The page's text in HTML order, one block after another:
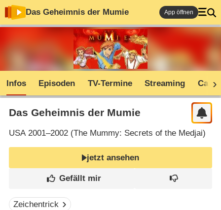
Das Geheimnis der Mumie App öffnen
Infos Episoden TV-Termine Streaming Cast
Das Geheimnis der Mumie
USA2001–2002 (The Mummy: Secrets of the Medjai)
jetzt ansehen
Zeichentrick